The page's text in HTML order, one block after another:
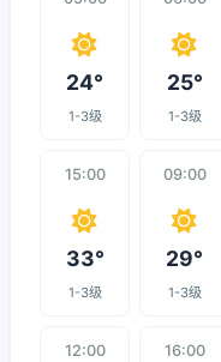
24°
1-3级
25°
1-3级
15:00
33°
1-3级
09:00
29°
1-3级
12:00 16:00